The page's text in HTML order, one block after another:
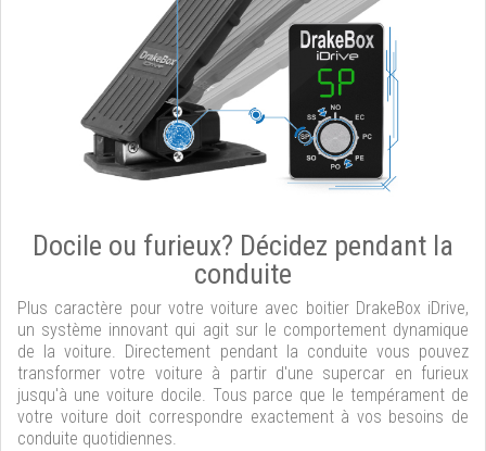
Docile ou furieux? Décidez pendant la
conduite
Plus caractère pour votre voiture avec boitier DrakeBox iDrive,
un système innovant qui agit sur le comportement dynamique
de la voiture. Directement pendant la conduite vous pouvez
transformer votre voiture à partir d'une supercar en furieux
jusqu'à une voiture docile. Tous parce que le tempérament de
votre voiture doit correspondre exactement à vos besoins de
conduite quotidiennes.